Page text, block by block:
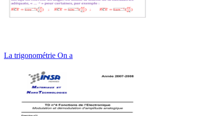
La trigonométrie On a